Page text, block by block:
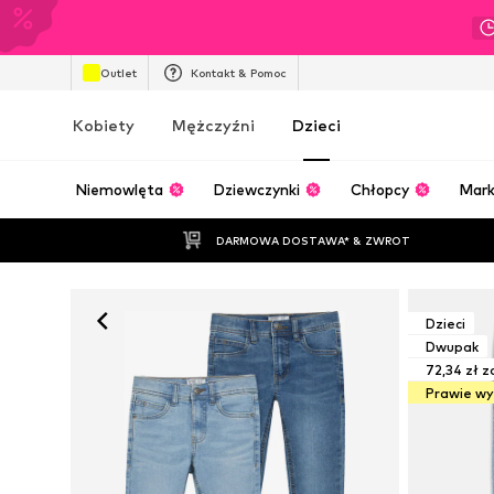
Outlet Kontakt & Pomoc
Kobiety Mężczyźni Dzieci
Niemowlęta Dziewczynki Chłopcy
DARMOWA DOSTAWA* & ZWROT
Dzieci
Dwupak
72,34 zł
Prawie